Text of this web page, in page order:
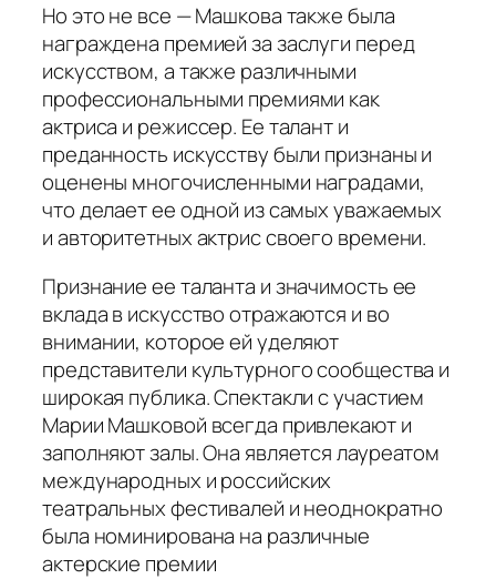
Но это не все — Машкова также была
награждена премией за заслуги перед
искусством, а также различными
профессиональными премиями как
актриса и режиссер. Ее талант и
преданность искусству были признаны и
оценены многочисленными наградами,
что делает ее одной из самых уважаемых
и авторитетных актрис своего времени.
Признание ее таланта и значимость ее
вклада в искусство отражаются и во
внимании, которое ей уделяют
представители культурного сообщества и
широкая публика. Спектакли с участием
Марии Машковой всегда привлекают и
заполняют залы. Она является лауреатом
международных и российских
театральных фестивалей и неоднократно
была номинирована на различные
актерские премии